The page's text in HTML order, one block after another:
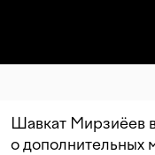
Шавкат Мирзиёев
о